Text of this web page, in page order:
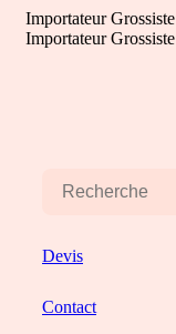
Aller
Importateur Grossiste
Importateur Grossiste
Devis
Contact